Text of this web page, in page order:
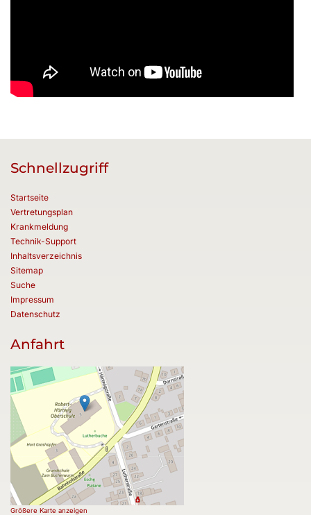
Schnellzugriff
Startseite
Vertretungsplan
Krankmeldung
Technik-Support
Inhaltsverzeichnis
Sitemap
Suche
Impressum
Datenschutz
Anfahrt
Größere Karte anzeigen